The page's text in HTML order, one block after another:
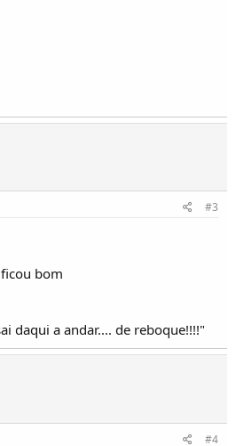
#3
bom
daqui a andar.... de reboque!!!!"
#4